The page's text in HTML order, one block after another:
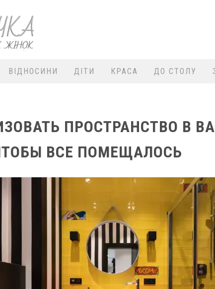
ВІДНОСИНИ ДІТИ КРАСА ДО СТОЛУ
ПРОСТРАНСТВО В
ВСЕ ПОМЕЩАЛОСЬ